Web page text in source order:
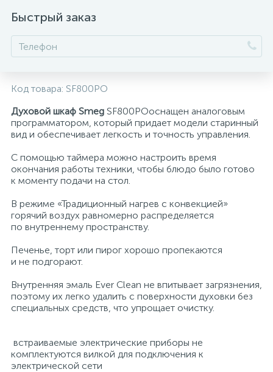
Быстрый заказ
Код товара: SF800PO
Духовой шкаф Smeg SF800POоснащен аналоговым
программатором, который придает модели старинный
вид и обеспечивает легкость и точность управления.
С помощью таймера можно настроить время
окончания работы техники, чтобы блюдо было готово
к моменту подачи на стол.
В режиме «Традиционный нагрев с конвекцией»
горячий воздух равномерно распределяется
по внутреннему пространству.
Печенье, торт или пирог хорошо пропекаются
и не подгорают.
Внутренняя эмаль Ever Clean не впитывает загрязнения,
поэтому их легко удалить с поверхности духовки без
специальных средств, что упрощает очистку.
встраиваемые электрические приборы не
комплектуются вилкой для подключения к
электрической сети